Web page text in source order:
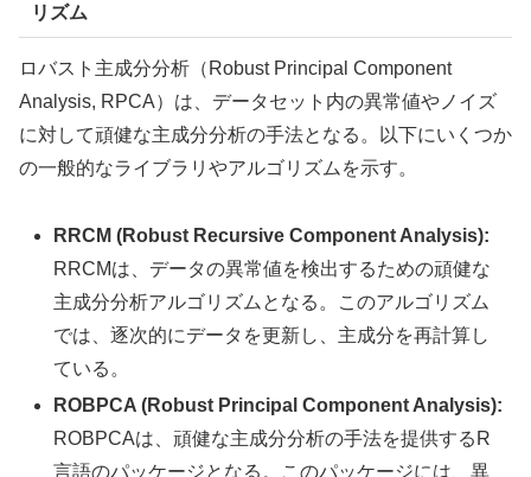
リズム
ロバスト主成分分析（Robust Principal Component
Analysis, RPCA）は、データセット内の異常値やノイズ
に対して頑健な主成分分析の手法となる。以下にいくつか
の一般的なライブラリやアルゴリズムを示す。
RRCM (Robust Recursive Component Analysis):
RRCMは、データの異常値を検出するための頑健な
主成分分析アルゴリズムとなる。このアルゴリズム
では、逐次的にデータを更新し、主成分を再計算し
ている。
ROBPCA (Robust Principal Component Analysis):
ROBPCAは、頑健な主成分分析の手法を提供するR
言語のパッケージとなる。このパッケージには、異